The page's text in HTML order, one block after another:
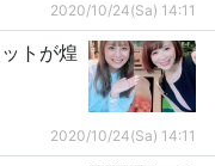
2020/10/24(Sa) 14:11
トが煌
2020/10/24(Sa) 14:11